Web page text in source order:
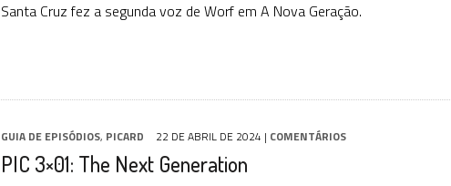
Santa Cruz fez a segunda voz de Worf em A Nova Geração.
GUIA DE EPISÓDIOS, PICARD 22 DE ABRIL DE 2024 | COMENTÁRIOS
PIC 3×01: The Next Generation